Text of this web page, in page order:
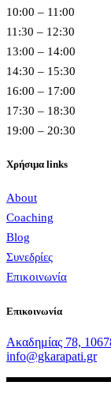
10:00 – 11:00
11:30 – 12:30
13:00 – 14:00
14:30 – 15:30
16:00 – 17:00
17:30 – 18:30
19:00 – 20:30
Χρήσιμα links
About
Coaching
Blog
Συνεδρίες
Επικοινωνία
Επικοινωνία
Ακαδημίας 78,
info@gkarapati.gr